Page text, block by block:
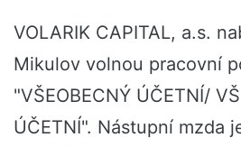
VOLARIK CAPITAL, a.s.
Mikulov volnou pracovní
"VŠEOBECNÝ ÚČETNÍ/
ÚČETNÍ". Nástupní mzda